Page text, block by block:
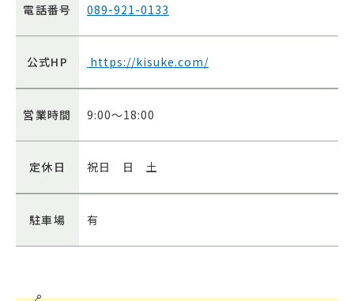
電話番号 089-921-0133
公式HP https://kisuke.com/
営業時間 9:00～18:00
定休日 祝日 日 土
駐車場 有